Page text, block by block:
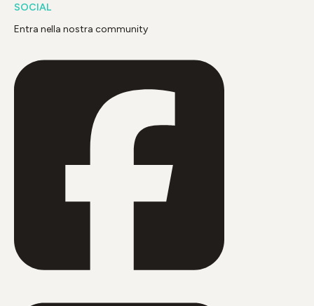
SOCIAL
Entra nella nostra community